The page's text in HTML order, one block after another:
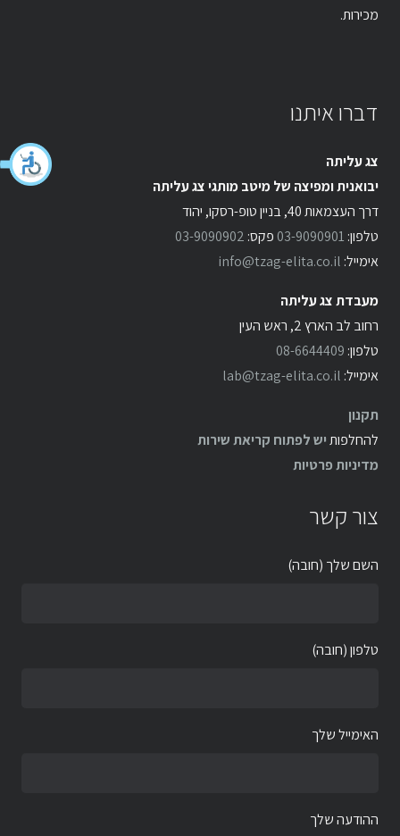
מכירות.
דברו איתנו
צג עליתה
יבואנית ומפיצה של מיטב מותגי צג עליתה
דרך העצמאות 40, בניין טופ-רסקו, יהוד
טלפון: 03-9090901 פקס: 03-9090902
אימייל: info@tzag-elita.co.il
מעבדת צג עליתה
רחוב לב הארץ 2, ראש העין
טלפון: 08-6644409
אימייל: lab@tzag-elita.co.il
תקנון
להחלפותיש לפתוח קריאת שירות
מדיניות פרטיות
צור קשר
השם שלך (חובה)
טלפון (חובה)
האימייל שלך
ההודעה שלך